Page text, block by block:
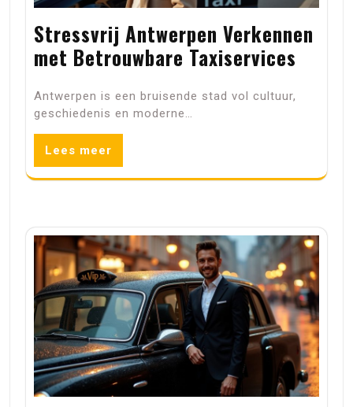
Stressvrij Antwerpen Verkennen
met Betrouwbare Taxiservices
Antwerpen is een bruisende stad vol cultuur,
geschiedenis en moderne…
Lees meer